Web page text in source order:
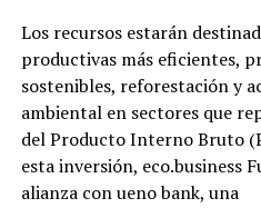
Los recursos estarán
productivas más eficientes,
sostenibles, reforestación y
ambiental en sectores que
del Producto Interno Bruto
esta inversión, eco.business
alianza con ueno bank, una